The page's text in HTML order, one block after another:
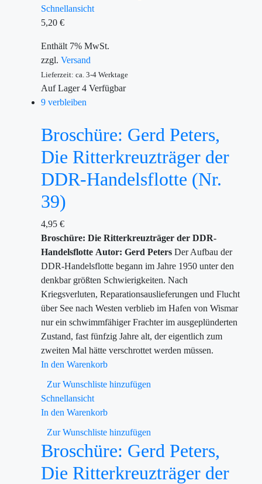
Schnellansicht
5,20 €
Enthält 7% MwSt.
zzgl. Versand
Lieferzeit: ca. 3-4 Werktage
Auf Lager4 Verfügbar
9 verbleiben
Broschüre: Gerd Peters,
Die Ritterkreuzträger der
DDR-Handelsflotte (Nr.
39)
4,95 €
Broschüre: Die Ritterkreuzträger der DDR-
Handelsflotte Autor: Gerd Peters Der Aufbau der
DDR-Handelsflotte begann im Jahre 1950 unter den
denkbar größten Schwierigkeiten. Nach
Kriegsverluten, Reparationsauslieferungen und Flucht
über See nach Westen verblieb im Hafen von Wismar
nur ein schwimmfähiger Frachter im ausgeplünderten
Zustand, fast fünfzig Jahre alt, der eigentlich zum
zweiten Mal hätte verschrottet werden müssen.
In den Warenkorb
Zur Wunschliste hinzufügen
Schnellansicht
In den Warenkorb
Zur Wunschliste hinzufügen
Broschüre: Gerd Peters,
Die Ritterkreuzträger der